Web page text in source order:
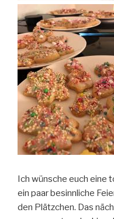
Ich wünsche euch eine
ein paar besinnliche
den Plätzchen. Das